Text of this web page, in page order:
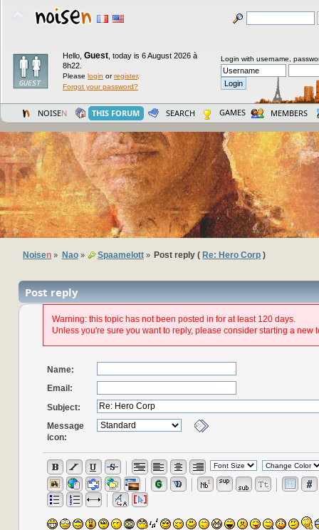
Hello, Guest today is 6 August 2026 à
8h22.
Please login orregister.
Forgot your password?
Login with username,
NOISEN THIS FORUM SEARCH GAMES MEMBERS
Noisen » Nao» Spaamelott» Post reply ( Re: Hero Corp )
Post reply
Warning: this topic has not been posted in for at least 120 days.
Unless you're sure you want to reply, please consider starting a new
Name:
Email:
Subject:
Message
icon: